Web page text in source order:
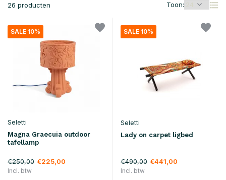
26 producten Toon:
SALE 10%
Seletti
Magna Graecuia outdoor
tafellamp
€250,00 €225,00
Incl. btw
SALE 10%
Seletti
Lady on carpet ligbed
€490,00 €441,00
Incl. btw